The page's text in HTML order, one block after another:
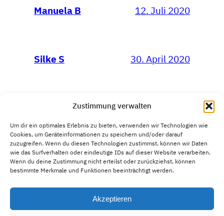
Zustimmung verwalten
Um dir ein optimales Erlebnis zu bieten, verwenden wir Technologien wie
Cookies, um Geräteinformationen zu speichern und/oder darauf
zuzugreifen. Wenn du diesen Technologien zustimmst, können wir Daten
wie das Surfverhalten oder eindeutige IDs auf dieser Website verarbeiten.
Wenn du deine Zustimmung nicht erteilst oder zurückziehst, können
bestimmte Merkmale und Funktionen beeinträchtigt werden.
Akzeptieren
Manuela B 12. Juli 2020
Silke S 30. April 2020
Ausbildungen in Konfliktkompetenz,
Mediation und Verhandlungsführung
Teilnahmebedingungen